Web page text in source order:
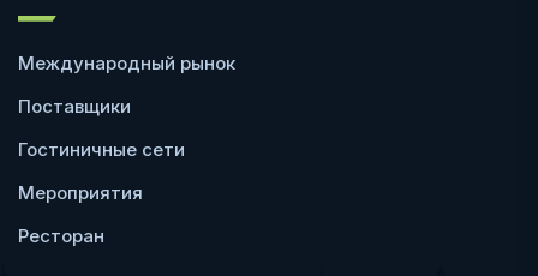
Международный рынок
Поставщики
Гостиничные сети
Мероприятия
Ресторан